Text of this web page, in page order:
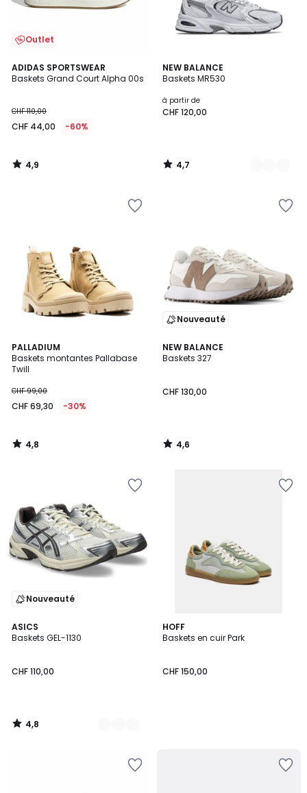
Outlet
ADIDAS SPORTSWEAR
Baskets Grand Court Alpha 00s
CHF 110,00
CHF 44,00 -60%
4,9
/ 5
4,9
/
NEW BALANCE
Baskets MR530
à partir de
CHF 120,00
4,7
/ 5
2
Couleurs
4,7
/
PALLADIUM
Baskets montantes Pallabase
Twill
CHF 99,00
CHF 69,30 -30%
4,8
/ 5
4,8
/
Nouveauté
NEW BALANCE
Baskets 327
CHF 130,00
4,6
/ 5
4,6
/
Nouveauté
ASICS
Baskets GEL-1130
CHF 110,00
4,8
/ 5
3
Couleurs
4,8
/
HOFF
Baskets en cuir Park
CHF 150,00